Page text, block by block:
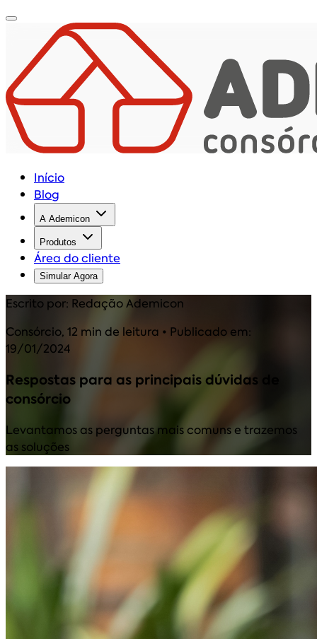
Início
Blog
A Ademicon
Produtos
Área do cliente
Simular Agora
Escrito por: Redação Ademicon
Consórcio, 12 min de leitura • Publicado em:
19/01/2024
Respostas para as principais dúvidas de
consórcio
Levantamos as perguntas mais comuns e trazemos
as soluções